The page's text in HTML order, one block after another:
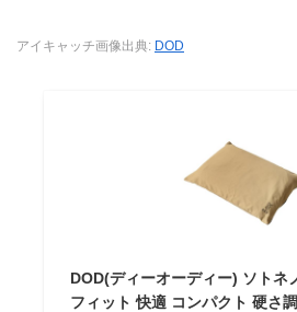
アイキャッチ画像出典: DOD
DOD(ディーオーディー) ソトネ
フィット 快適 コンパクト 硬さ